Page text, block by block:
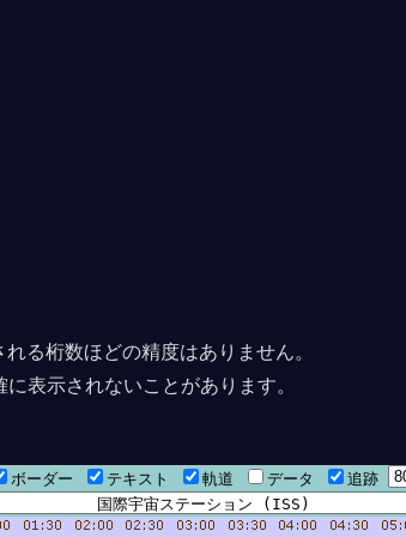
る桁数ほどの精度はありません。
表示されないことがあります。
ボーダー テキスト 軌道 データ 追跡